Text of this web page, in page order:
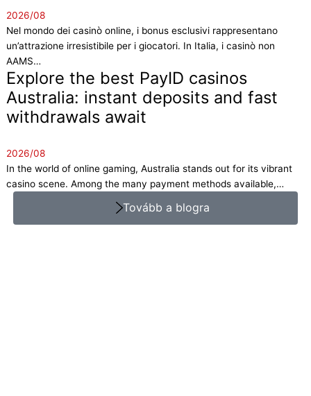
2026/08
Nel mondo dei casinò online, i bonus esclusivi rappresentano
un’attrazione irresistibile per i giocatori. In Italia, i casinò non
AAMS…
Explore the best PayID casinos
Australia: instant deposits and fast
withdrawals await
2026/08
In the world of online gaming, Australia stands out for its vibrant
casino scene. Among the many payment methods available,…
Tovább a blogra